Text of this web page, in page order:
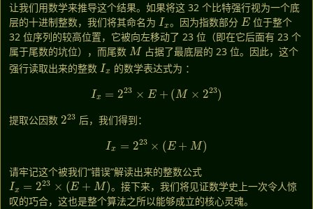
让我们用数学来推导这个结果。如果将这 32 个比特强行视为一个底
层的十进制整数，我们将其命名为
Ix
。因为指数部分
E
位于整个
32 位序列的较高位置，它被向左移动了 23 位（即在它后面有 23 个
属于尾数的坑位），而尾数
M
占据了最底层的 23 位。因此，这个
强行读取出来的整数
Ix
的数学表达式为 ：
=223 ×E+ ( M×2 23)
提取公因数
223
后，我们得到：
=223 ×(E+ M )
请牢记这个被我们“错误”解读出来的整数公式
Ix=223× E+M)
。接下来，我们将见证数学史上一次令人惊
叹的巧合，这也是整个算法之所以能够成立的核心灵魂。